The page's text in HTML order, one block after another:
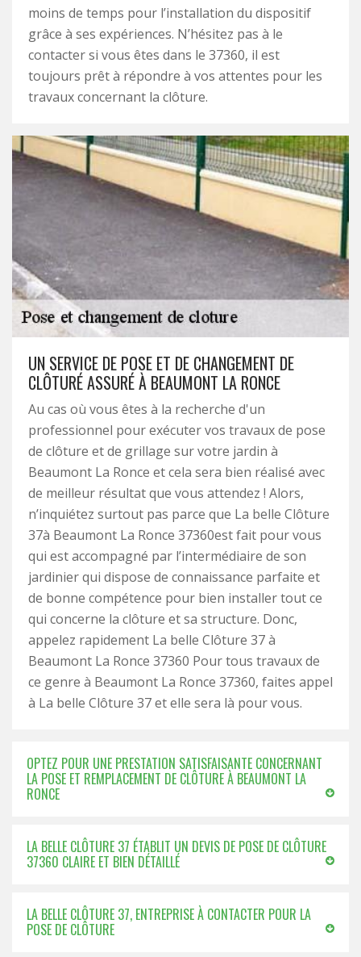
moins de temps pour l’installation du dispositif
grâce à ses expériences. N’hésitez pas à le
contacter si vous êtes dans le 37360, il est
toujours prêt à répondre à vos attentes pour les
travaux concernant la clôture.
UN SERVICE DE POSE ET DE CHANGEMENT DE
CLÔTURÉ ASSURÉ À BEAUMONT LA RONCE
Au cas où vous êtes à la recherche d'un
professionnel pour exécuter vos travaux de pose
de clôture et de grillage sur votre jardin à
Beaumont La Ronce et cela sera bien réalisé avec
de meilleur résultat que vous attendez ! Alors,
n’inquiétez surtout pas parce que La belle Clôture
37à Beaumont La Ronce 37360est fait pour vous
qui est accompagné par l’intermédiaire de son
jardinier qui dispose de connaissance parfaite et
de bonne compétence pour bien installer tout ce
qui concerne la clôture et sa structure. Donc,
appelez rapidement La belle Clôture 37 à
Beaumont La Ronce 37360 Pour tous travaux de
ce genre à Beaumont La Ronce 37360, faites appel
à La belle Clôture 37 et elle sera là pour vous.
OPTEZ POUR UNE PRESTATION SATISFAISANTE CONCERNANT
LA POSE ET REMPLACEMENT DE CLÔTURE À BEAUMONT LA
RONCE
LA BELLE CLÔTURE 37 ÉTABLIT UN DEVIS DE POSE DE CLÔTURE
37360 CLAIRE ET BIEN DÉTAILLÉ
LA BELLE CLÔTURE 37, ENTREPRISE À CONTACTER POUR LA
POSE DE CLÔTURE